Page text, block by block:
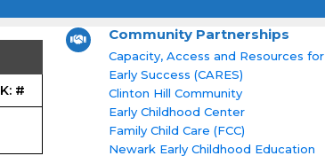
K: #
Community Partnerships
Capacity, Access and Resources for
Early Success (CARES)
Clinton Hill Community
Early Childhood Center
Family Child Care (FCC)
Newark Early Childhood Education